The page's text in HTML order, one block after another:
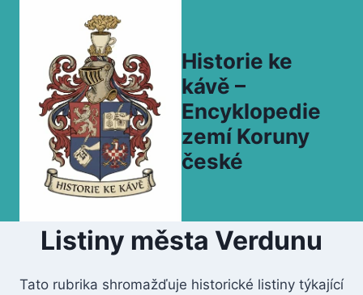
Historie ke
kávě –
Encyklopedie
zemí Koruny
české
Listiny města Verdunu
Tato rubrika shromažďuje historické listiny týkající